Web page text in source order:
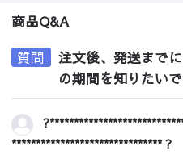
商品Q&A
質問
注文後、発送まで
の期間を知りたいで
******************************* ?